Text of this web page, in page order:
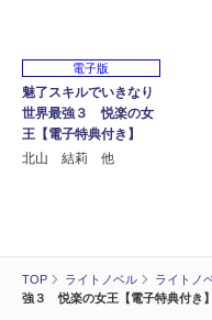
TOP ライトノベル ライトノ
強３ 悦楽の女王【電子特典付き】
電子版
魅了スキルでいきなり
世界最強３ 悦楽の女
王【電子特典付き】
北山 結莉 他